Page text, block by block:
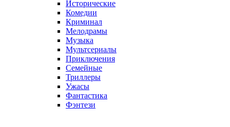
Исторические
Комедии
Криминал
Мелодрамы
Музыка
Мультсериалы
Приключения
Семейные
Триллеры
Ужасы
Фантастика
Фэнтези